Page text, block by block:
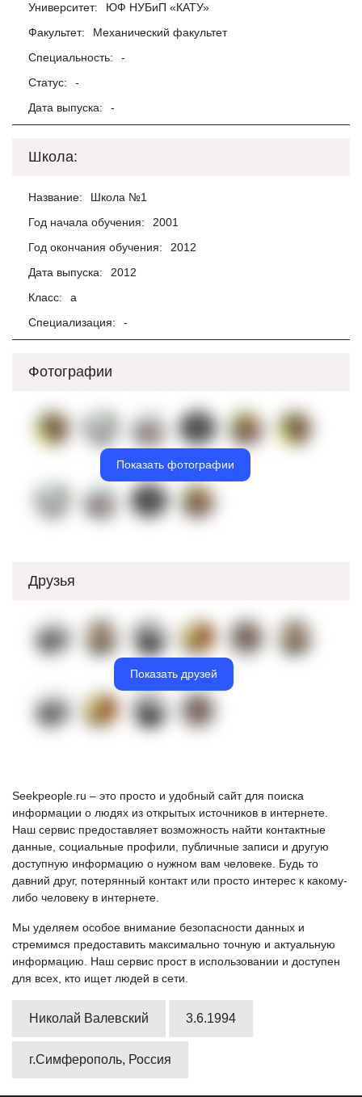
Университет:
ЮФ НУБиП «КАТУ»
Факультет:
Механический факультет
Специальность:
-
Статус:
-
Дата выпуска:
-
Школа:
Название:
Школа №1
Год начала обучения:
2001
Год окончания обучения:
2012
Дата выпуска:
2012
Класс:
а
Специализация:
-
Фотографии
Показать фотографии
Друзья
Показать друзей
Seekpeople.ru – это просто и удобный сайт для поиска
информации о людях из открытых источников в интернете.
Наш сервис предоставляет возможность найти контактные
данные, социальные профили, публичные записи и другую
доступную информацию о нужном вам человеке. Будь то
давний друг, потерянный контакт или просто интерес к какому-
либо человеку в интернете.
Мы уделяем особое внимание безопасности данных и
стремимся предоставить максимально точную и актуальную
информацию. Наш сервис прост в использовании и доступен
для всех, кто ищет людей в сети.
Николай Валевский 3.6.1994
г.Симферополь, Россия